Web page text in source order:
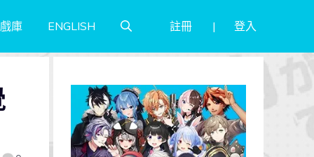
庫 ENGLISH 註冊 登入